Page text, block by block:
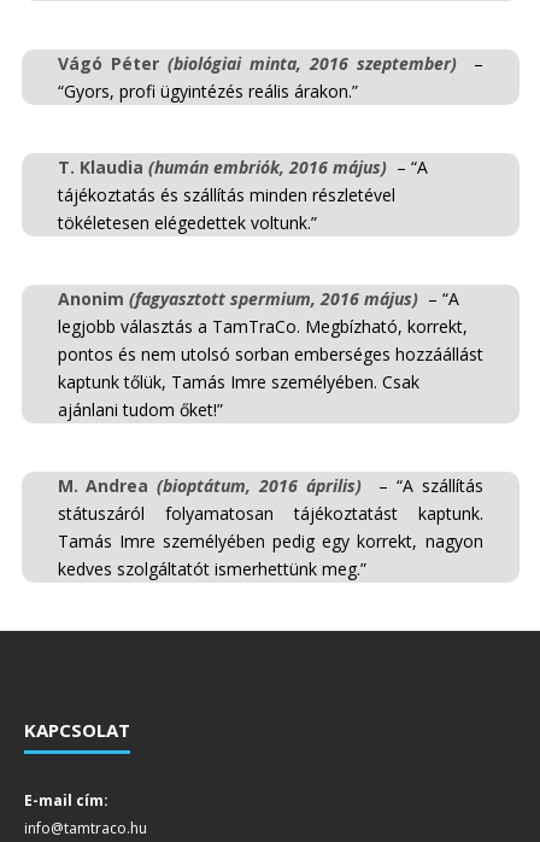
Vágó Péter (biológiai minta, 2016 szeptember)–
“Gyors, profi ügyintézés reális árakon.”
T. Klaudia (humán embriók, 2016 május)– “A
tájékoztatás és szállítás minden részletével
tökéletesen elégedettek voltunk.”
Anonim (fagyasztott spermium, 2016 május)– “A
legjobb választás a TamTraCo. Megbízható, korrekt,
pontos és nem utolsó sorban emberséges hozzáállást
kaptunk tőlük, Tamás Imre személyében. Csak
ajánlani tudom őket!”
M. Andrea(bioptátum, 2016 április) – “A szállítás
státuszáról folyamatosan tájékoztatást kaptunk.
Tamás Imre személyében pedig egy korrekt, nagyon
kedves szolgáltatót ismerhettünk meg.”
KAPCSOLAT
E-mail cím:
info@tamtraco.hu